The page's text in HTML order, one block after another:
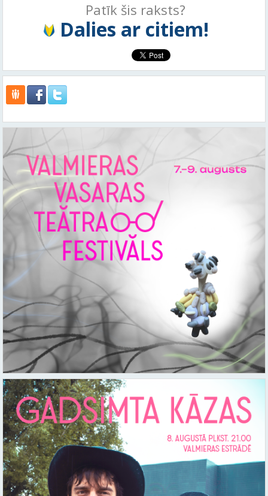
Patīk šis raksts?
Dalies ar citiem!